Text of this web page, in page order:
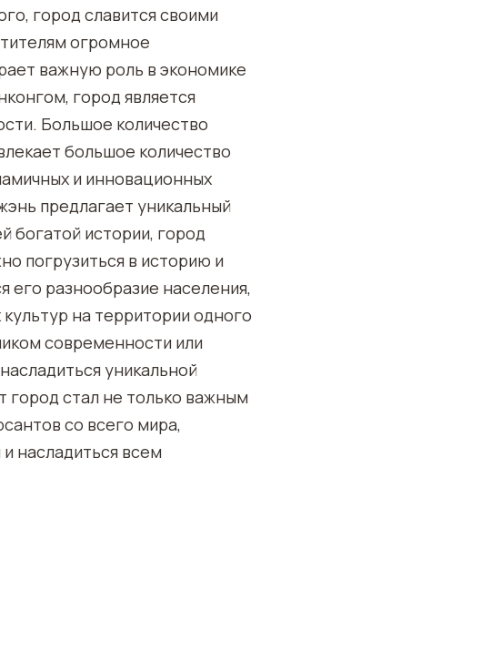
город славится своими
огромное
важную роль в экономике
город является
Большое количество
большое количество
и инновационных
предлагает уникальный
богатой истории, город
погрузиться в историю и
его разнообразие населения,
на территории одного
современности или
уникальной
стал не только важным
со всего мира,
насладиться всем